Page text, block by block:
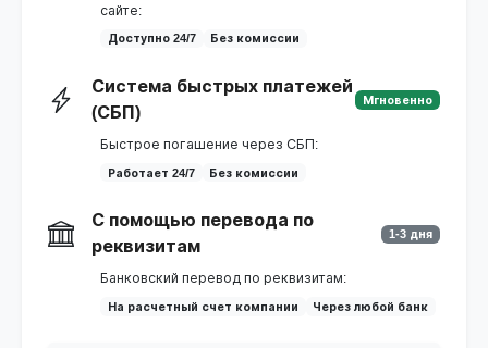
сайте:
Доступно 24/7 Без комиссии
Система быстрых платежей
(СБП)
Мгновенно
Быстрое погашение через СБП:
Работает 24/7 Без комиссии
С помощью перевода по
реквизитам
1-3 дня
Банковский перевод по реквизитам:
На расчетный счет компании Через любой банк